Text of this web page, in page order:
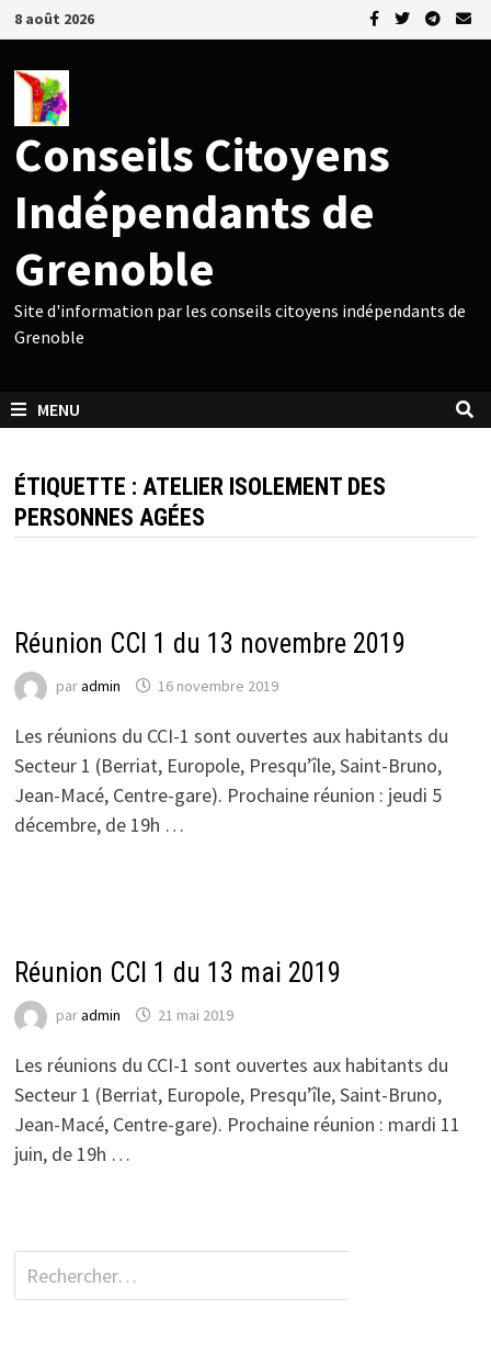
Passer
au
contenu
8 août 2026
Conseils Citoyens
Indépendants de
Grenoble
Site d'information par les conseils citoyens indépendants de
Grenoble
MENU
ÉTIQUETTE : ATELIER ISOLEMENT DES
PERSONNES AGÉES
Réunion CCI 1 du 13 novembre 2019
paradmin 16 novembre 2019
Les réunions du CCI-1 sont ouvertes aux habitants du
Secteur 1 (Berriat, Europole, Presqu’île, Saint-Bruno,
Jean-Macé, Centre-gare). Prochaine réunion : jeudi 5
décembre, de 19h …
Réunion CCI 1 du 13 mai 2019
paradmin 21 mai 2019
Les réunions du CCI-1 sont ouvertes aux habitants du
Secteur 1 (Berriat, Europole, Presqu’île, Saint-Bruno,
Jean-Macé, Centre-gare). Prochaine réunion : mardi 11
juin, de 19h …
Rechercher :